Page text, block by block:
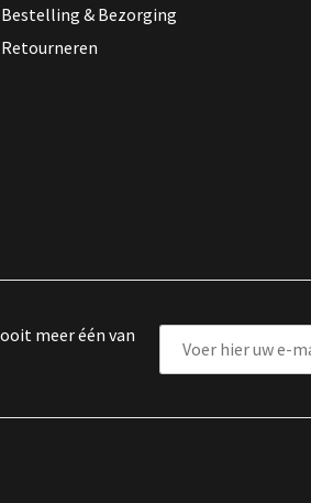
Bestelling & Bezorging
Retourneren
meer één van